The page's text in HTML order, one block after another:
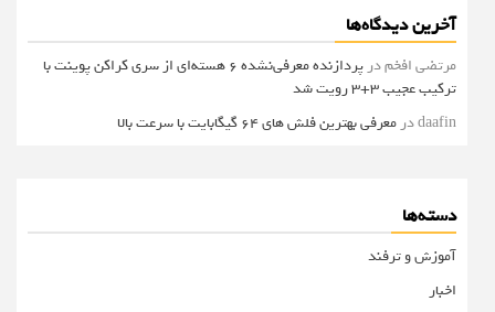
آخرین دیدگاه‌ها
مرتضی افخمدر
پردازنده معرفی‌نشده 6 هسته‌ای از سری کراکن پوینت با
ترکیب عجیب 3+3 رویت شد
daafinدر معرفی بهترین فلش های 64 گیگابایت با سرعت بالا
دسته‌ها
آموزش و ترفند
اخبار